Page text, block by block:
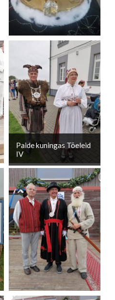
Paide kuningas Tõeleid
IV